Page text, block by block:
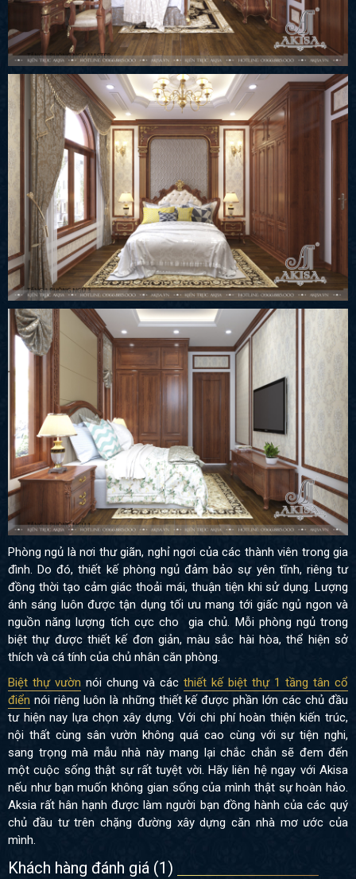
Phòng ngủ là nơi thư giãn, nghỉ ngơi của các thành viên trong gia
đình. Do đó, thiết kế phòng ngủ đảm bảo sự yên tĩnh, riêng tư
đồng thời tạo cảm giác thoải mái, thuận tiện khi sử dụng. Lượng
ánh sáng luôn được tận dụng tối ưu mang tới giấc ngủ ngon và
nguồn năng lượng tích cực cho gia chủ. Mỗi phòng ngủ trong
biệt thự được thiết kế đơn giản, màu sắc hài hòa, thể hiện sở
thích và cá tính của chủ nhân căn phòng.
Biệt thự vườn nói chung và các thiết kế biệt thự 1 tầng tân cổ
điển nói riêng luôn là những thiết kế được phần lớn các chủ đầu
tư hiện nay lựa chọn xây dựng. Với chi phí hoàn thiện kiến trúc,
nội thất cùng sân vườn không quá cao cùng với sự tiện nghi,
sang trọng mà mẫu nhà này mang lại chắc chắn sẽ đem đến
một cuộc sống thật sự rất tuyệt vời. Hãy liên hệ ngay với Akisa
nếu như bạn muốn không gian sống của mình thật sự hoàn hảo.
Aksia rất hân hạnh được làm người bạn đồng hành của các quý
chủ đầu tư trên chặng đường xây dựng căn nhà mơ ước của
mình.
Khách hàng đánh giá (1)